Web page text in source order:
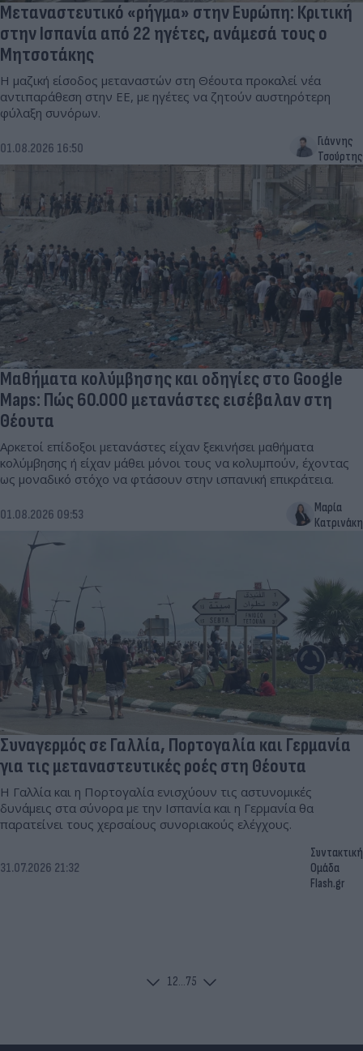
Μεταναστευτικό «ρήγμα» στην Ευρώπη: Κριτική
στην Ισπανία από 22 ηγέτες, ανάμεσά τους ο
Μητσοτάκης
Η μαζική είσοδος μεταναστών στη Θέουτα προκαλεί νέα
αντιπαράθεση στην ΕΕ, με ηγέτες να ζητούν αυστηρότερη
φύλαξη συνόρων.
01.08.2026 16:50
Γιάννης
Τσούρτης
Μαθήματα κολύμβησης και οδηγίες στο Google
Maps: Πώς 60.000 μετανάστες εισέβαλαν στη
Θέουτα
Αρκετοί επίδοξοι μετανάστες είχαν ξεκινήσει μαθήματα
κολύμβησης ή είχαν μάθει μόνοι τους να κολυμπούν, έχοντας
ως μοναδικό στόχο να φτάσουν στην ισπανική επικράτεια.
01.08.2026 09:53
Μαρία
Κατρινάκη
Συναγερμός σε Γαλλία, Πορτογαλία και Γερμανία
για τις μεταναστευτικές ροές στη Θέουτα
Η Γαλλία και η Πορτογαλία ενισχύουν τις αστυνομικές
δυνάμεις στα σύνορα με την Ισπανία και η Γερμανία θα
παρατείνει τους χερσαίους συνοριακούς ελέγχους.
31.07.2026 21:32
Συντακτική
Ομάδα
Flash.gr
12...75